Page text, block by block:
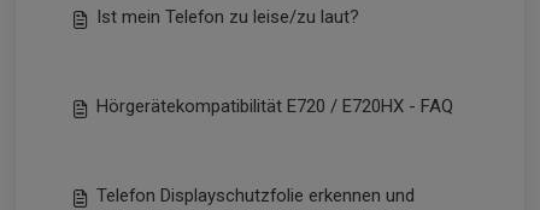
Ist mein Telefon zu leise/zu laut?
Hörgerätekompatibilität E720 / E720HX - FAQ
Telefon Displayschutzfolie erkennen und